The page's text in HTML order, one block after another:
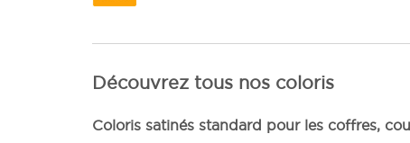
Découvrez tous nos coloris
Coloris satinés standard pour les coffres,